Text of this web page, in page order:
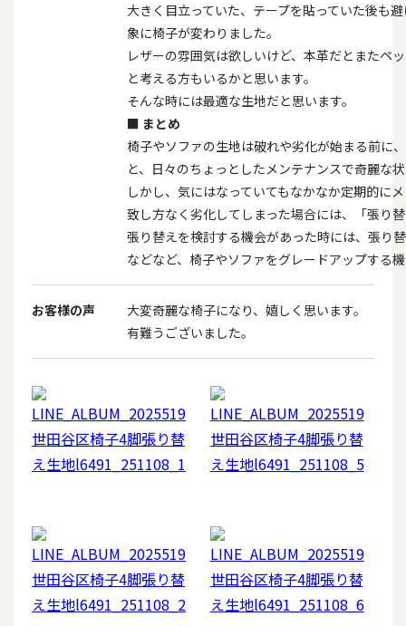
大きく目立っていた、テープを貼っていた後も
象に椅子が変わりました。
レザーの雰囲気は欲しいけど、本革だとまたペ
と考える方もいるかと思います。
そんな時には最適な生地だと思います。
■ まとめ
椅子やソファの生地は破れや劣化が始まる前に
と、日々のちょっとしたメンテナンスで奇麗な
しかし、気にはなっていてもなかなか定期的に
致し方なく劣化してしまった場合には、「張り
張り替えを検討する機会があった時には、張り
などなど、椅子やソファをグレードアップする
お客様の声
大変奇麗な椅子になり、嬉しく思います。
有難うございました。